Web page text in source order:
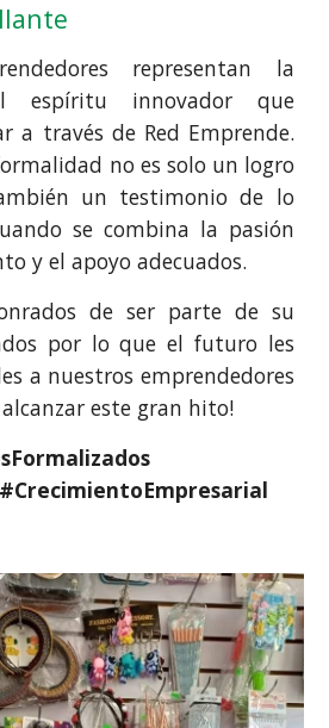
representan la
espíritu innovador que
a través de Red Emprende.
no es solo un logro
un testimonio de lo
se combina la pasión
y el apoyo adecuados.
de ser parte de su
por lo que el futuro les
a nuestros emprendedores
este gran hito!